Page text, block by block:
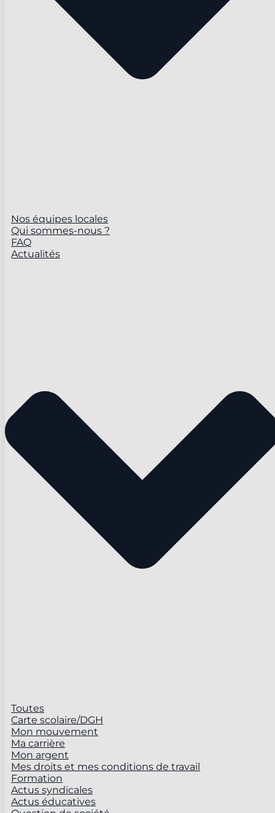
Nos équipes locales
Qui sommes-nous ?
FAQ
Actualités
Toutes
Carte scolaire/DGH
Mon mouvement
Ma carrière
Mon argent
Mes droits et mes conditions de travail
Formation
Actus syndicales
Actus éducatives